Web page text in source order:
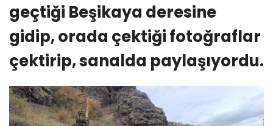
geçtiği Beşikaya deresine
gidip, orada çektiği fotoğraflar
çektirip, sanalda paylaşıyordu.